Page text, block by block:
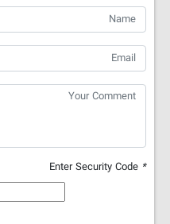
*